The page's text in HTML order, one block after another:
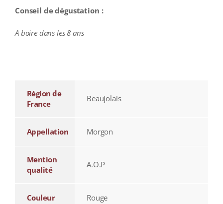
Conseil de dégustation :
A boire dans les 8 ans
Région de
France
Beaujolais
Appellation Morgon
Mention
qualité
A.O.P
Couleur Rouge